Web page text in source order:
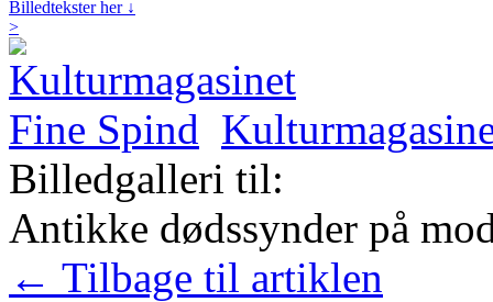
Billedtekster her ↓
>
Billedgalleri til:
Antikke dødssynder på
← Tilbage til artiklen